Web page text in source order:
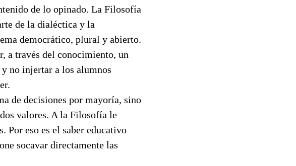
de lo opinado. La Filosofía
de la dialéctica y la
democrático, plural y abierto.
a través del conocimiento, un
no injertar a los alumnos
de decisiones por mayoría, sino
valores. A la Filosofía le
Por eso es el saber educativo
socavar directamente las